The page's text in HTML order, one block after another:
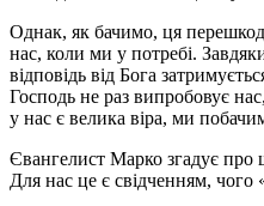
Однак, як бачимо, ця
нас, коли ми у потребі.
відповідь від Бога
Господь не раз випробовує
у нас є велика віра, ми
Євангелист Марко згадує про
Для нас це є свідченням, чого